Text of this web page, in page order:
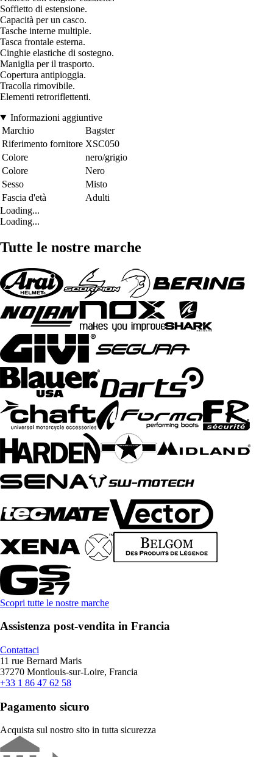
Soffietto di estensione.
Capacità per un casco.
Tasche interne multiple.
Tasca frontale esterna.
Cinghie elastiche di sostegno.
Maniglia per il trasporto.
Copertura antipioggia.
Tracolla rimovibile.
Elementi retroriflettenti.
Informazioni aggiuntive
Marchio
Bagster
Riferimento fornitore XSC050
Colore
nero/grigio
Colore
Nero
Sesso
Misto
Fascia d'età
Adulti
Loading...
Loading...
Tutte le nostre marche
Scopri tutte le nostre marche
Assistenza post-vendita in Francia
Contattaci
11 rue Bernard Maris
37270 Montlouis-sur-Loire, Francia
+33 1 86 47 62 58
Pagamento sicuro
Acquista sul nostro sito in tutta sicurezza